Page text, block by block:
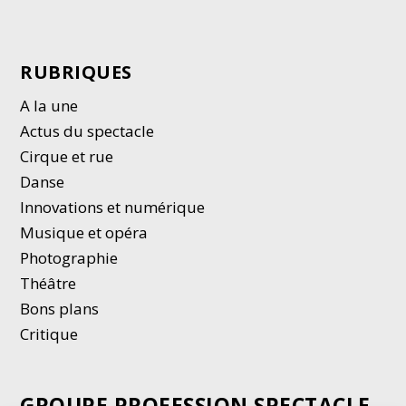
RUBRIQUES
A la une
Actus du spectacle
Cirque et rue
Danse
Innovations et numérique
Musique et opéra
Photographie
Théâtre
Bons plans
Critique